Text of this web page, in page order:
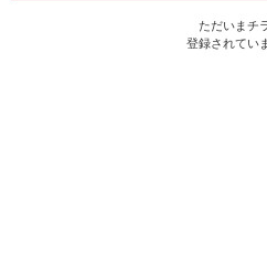
ただいまチ
登録されてい